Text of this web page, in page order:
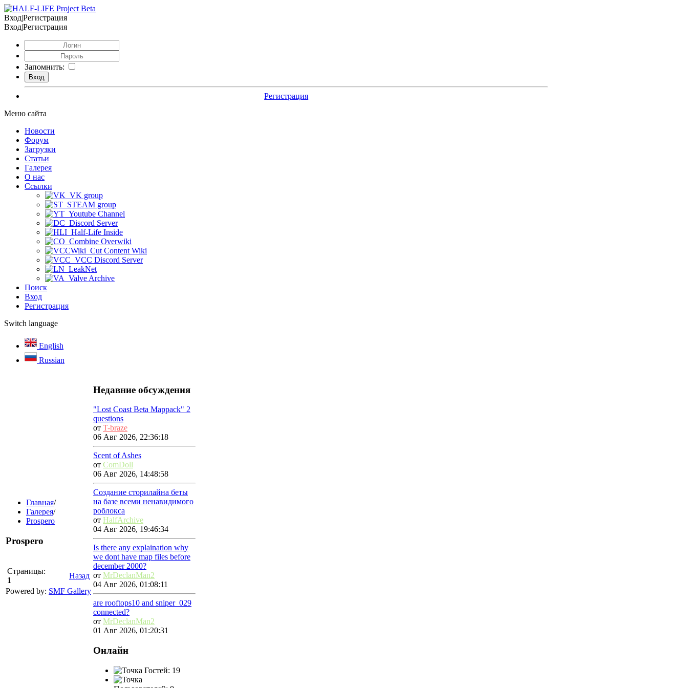
Вход|Регистрация
Вход|Регистрация
Запомнить:
Регистрация
Меню сайта
Новости
Форум
Загрузки
Статьи
Галерея
О нас
Ссылки
VK group
STEAM group
Youtube Channel
Discord Server
Half-Life Inside
Combine Overwiki
Cut Content Wiki
VCC Discord Server
LeakNet
Valve Archive
Поиск
Вход
Регистрация
Switch language
English
Russian
Главная/
Галерея/
Prospero
Prospero
Страницы:
1
Назад
Powered by: SMF Gallery
Недавние обсуждения
"Lost Coast Beta Mappack" 2
questions
от T-braze
06 Авг 2026, 22:36:18
Scent of Ashes
от ComDoll
06 Авг 2026, 14:48:58
Создание сторилайна беты
на базе всеми ненавидимого
роблокса
от HalfArchive
04 Авг 2026, 19:46:34
Is there any explaination why
we dont have map files before
december 2000?
от MrDeclanMan2
04 Авг 2026, 01:08:11
are rooftops10 and sniper_029
connected?
от MrDeclanMan2
01 Авг 2026, 01:20:31
Онлайн
Гостей: 19